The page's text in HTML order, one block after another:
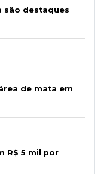
são destaques
de mata em
R$ 5 mil por